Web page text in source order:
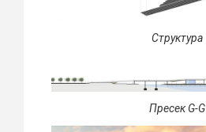
Структура
Пресек G-G